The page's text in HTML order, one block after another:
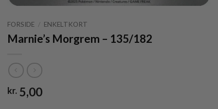
FORSIDE / ENKELTKORT
Marnie’s Morgrem – 135/182
kr. 5,00